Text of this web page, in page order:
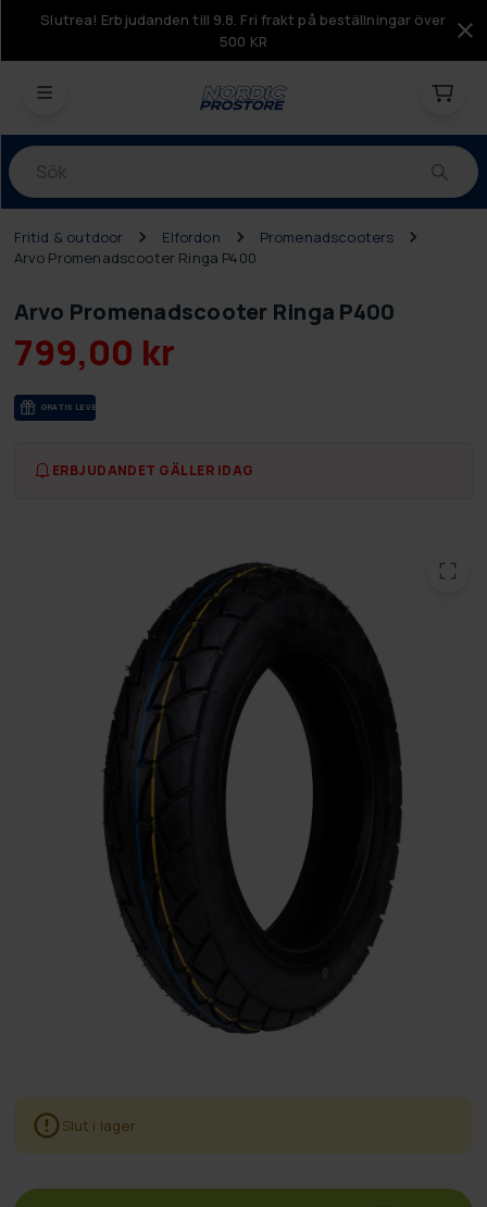
Slutrea! Erbjudanden till 9.8. Fri frakt på beställningar över
500 KR
Produkter
Fritid & outdoor Elfordon
Promenadscooters
Arvo Promenadscooter Ringa P400
Arvo Promenadscooter Ringa P400
799,00 kr
GRA­TIS LE­VE­RANS
ERBJUDANDET GÄLLER IDAG
Slut i lager